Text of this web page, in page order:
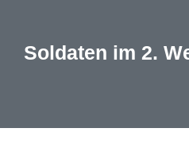
Soldaten im 2.